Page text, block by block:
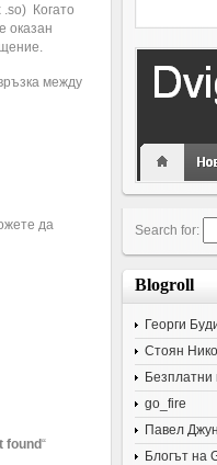
.so) Когато
оказан
между
да
found“
Search for:
Blogroll
Георги
Стоян
go_fire
Павел
Блогът на